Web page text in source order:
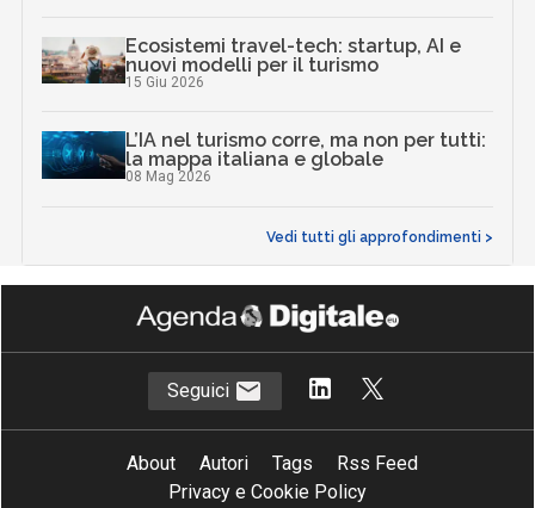
Ecosistemi travel-tech: startup, AI e
nuovi modelli per il turismo
15 Giu 2026
L’IA nel turismo corre, ma non per tutti:
la mappa italiana e globale
08 Mag 2026
Vedi tutti gli approfondimenti >
Seguici
About Autori Tags
Rss Feed
Privacy e Cookie Policy